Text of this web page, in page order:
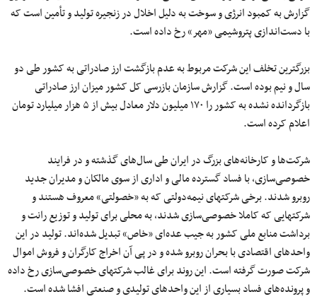
گزارش به کمبود انرژی و سوخت به دلیل اخلال در زنجیره تولید و تأمین است که
با دست‌اندازی پتروشیمی «مهر» رخ داده است.
بزرگترین تخلف این شرکت مربوط به عدم بازگشت ارز صادراتی به کشور طی دو
سال و نیم بوده است. گزارش سازمان بازرسی کل کشور میزان ارز صادراتی
بازگردانده نشده به کشور را ۱۷۰ میلیون دلار معادل بیش از ۵ هزار میلیارد تومان
اعلام کرده است.
شرکت‌ها و کارخانه‌های بزرگ در ایران طی سال‌های گذشته و در فرایند
خصوصی‌سازی، با فساد گسترده مالی و اداری از سوی مالکان و مدیران جدید
روبرو شدند. برخی شرکتهای نیمه‌دولتی که به «خصولتی» معروف هستند و
شرکتهایی که کاملا خصوصی‌سازی شدند، به محلی برای تولید و توزیع رانت و
برداشت منابع ملی کشور به جیب عده‌ای «خاص» تبدیل شده‌اند. تولید در این
واحدهای اقتصادی با بحران روبرو شده و در پی آن اخراج کارگران و فروش اموال
شرکت صورت گرفته است. این روند برای غالب شرکتهای خصوصی‌سازی رخ داده
و پرونده‌های فساد بسیاری از این واحدهای تولیدی و صنعتی افشا شده است.